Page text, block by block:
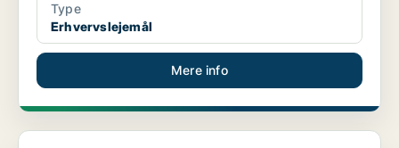
Type
Erhvervslejemål
Mere info
Ejendom i Nysted